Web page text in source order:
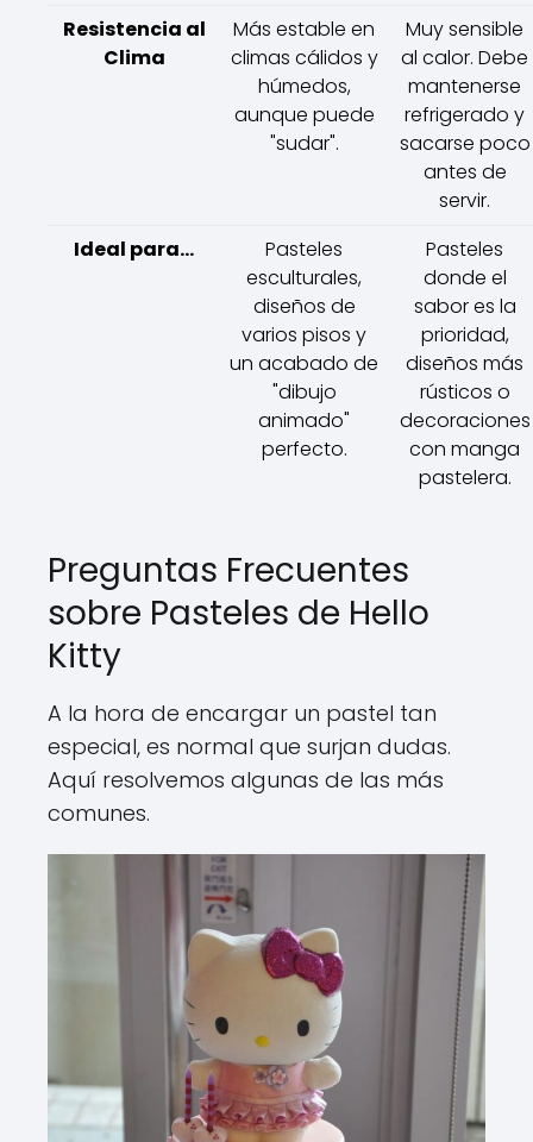
Resistencia al
Clima
Más estable en
climas cálidos y
húmedos,
aunque puede
"sudar".
Muy sensible
al calor. Debe
mantenerse
refrigerado y
sacarse poco
antes de
servir.
Ideal para...
Pasteles
esculturales,
diseños de
varios pisos y
un acabado de
"dibujo
animado"
perfecto.
Pasteles
donde el
sabor es la
prioridad,
diseños más
rústicos o
decoraciones
con manga
pastelera.
Preguntas Frecuentes
sobre Pasteles de Hello
Kitty
A la hora de encargar un pastel tan
especial, es normal que surjan dudas.
Aquí resolvemos algunas de las más
comunes.